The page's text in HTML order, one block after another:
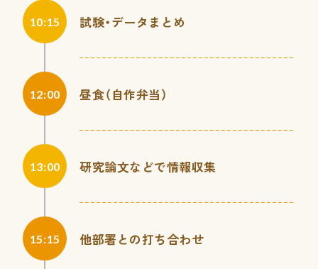
10:15 試験・データまとめ
12:00 昼食（自作弁当）
13:00 研究論文などで情報収集
15:15 他部署との打ち合わせ